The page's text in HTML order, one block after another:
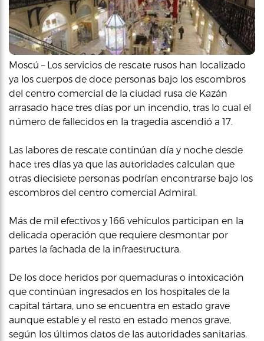
Moscú – Los servicios de rescate rusos han localizado
ya los cuerpos de doce personas bajo los escombros
del centro comercial de la ciudad rusa de Kazán
arrasado hace tres días por un incendio, tras lo cual el
número de fallecidos en la tragedia ascendió a 17.
Las labores de rescate continúan día y noche desde
hace tres días ya que las autoridades calculan que
otras diecisiete personas podrían encontrarse bajo los
escombros del centro comercial Admiral.
Más de mil efectivos y 166 vehículos participan en la
delicada operación que requiere desmontar por
partes la fachada de la infraestructura.
De los doce heridos por quemaduras o intoxicación
que continúan ingresados en los hospitales de la
capital tártara, uno se encuentra en estado grave
aunque estable y el resto en estado menos grave,
según los últimos datos de las autoridades sanitarias.